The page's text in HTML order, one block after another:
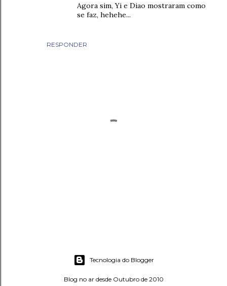
RESPONDER
Agora sim, Yi e Diao mostraram como
se faz, hehehe...
Tecnologia do Blogger
Blog no ar desde Outubro de 2010